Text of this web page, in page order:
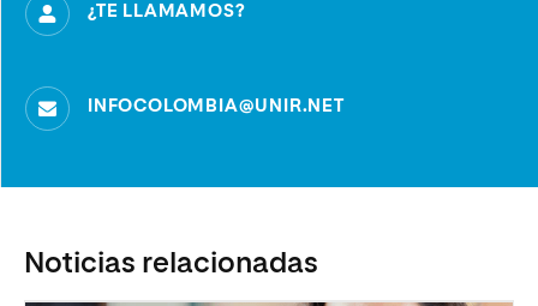
¿TE LLAMAMOS?
INFOCOLOMBIA@UNIR.NET
Noticias relacionadas